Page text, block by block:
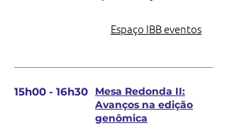
Espaço IBB eventos
15h00 - 16h30
Mesa Redonda II:
Avanços na edição
genômica